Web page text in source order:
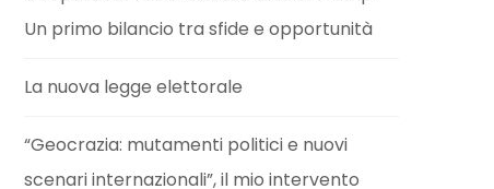
Un primo bilancio tra sfide e opportunità
La nuova legge elettorale
“Geocrazia: mutamenti politici e nuovi
scenari internazionali”, il mio intervento